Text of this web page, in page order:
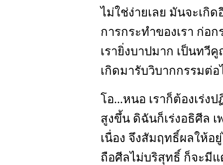
ไม่ใช่ง่ายเลย มันจะเกิ
การกระทำของเรา ก่อ
เรายิ่งบาปมาก เป็นทวี
เกิดมารับวิบากกรรมต่
โอ...หนอ เราก็ต้องเร่ง
สูงขึ้น ดิฉันก็เร่งอธิศีล
เนื่อง จึงสัมฤทธิ์ผลให้อ
ถือศีลไม่บริสุทธิ์ ก็จะมี